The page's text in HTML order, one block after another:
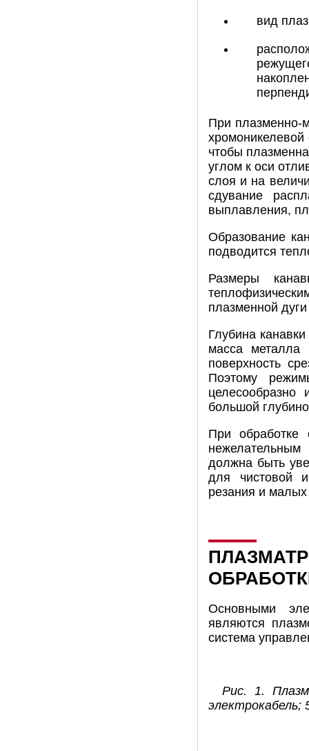
вид
При плазменно-
хромоникелевой
чтобы
углом к оси
слоя и на
сдувание
выплавления,
Образование
подводится
Размеры
плазменной
Глубина
масса металла
поверхность
Поэтому
целесообразно
большой
При обработке
должна быть
для чистовой
резания и
Основными
являются
система
Рис. 1.
электрокабель;